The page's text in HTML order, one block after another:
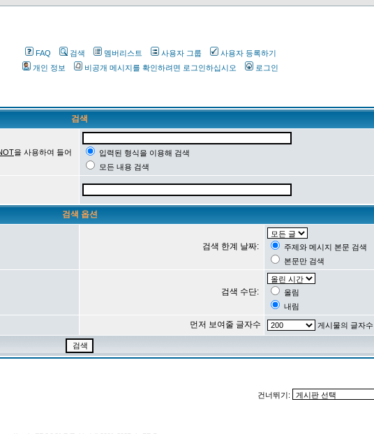
FAQ 검색 멤버리스트 사용자 그룹
사용자 등록하기
개인 정보
비공개 메시지를 확인하려면 로그인하십시오 로그인
검색
을 사용하여 들어
입력된 형식을 이용해 검색
모든 내용 검색
검색 옵션
검색 한계 날짜:
주제와 메시지 본문 검색
본문만 검색
검색 수단:
올림
내림
먼저 보여줄 글자수 게시물의 글자수
건너뛰기: